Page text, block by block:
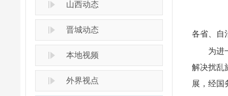
山西动态
晋城动态
本地视频
外界视点
各省、自
为进
解决扰乱
展，经国